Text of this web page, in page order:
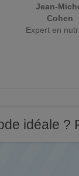
Jean-
Cohen
Expert en
idéale ?